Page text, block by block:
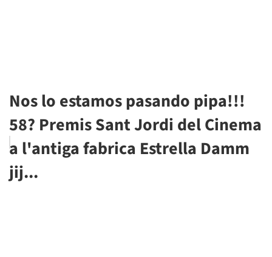
Nos lo estamos pasando pipa!!!
58? Premis Sant Jordi del Cinema
a l'antiga fabrica Estrella Damm
jij...